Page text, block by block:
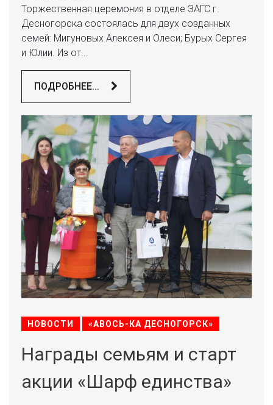
Торжественная церемония в отделе ЗАГС г.
Десногорска состоялась для двух созданных
семей: Мигуновых Алексея и Олеси; Бурых Сергея
и Юлии. Из от...
ПОДРОБНЕЕ...
НОВОСТИ «АВОСЬ-КА ДЕСНОГОРСК»
Награды семьям и старт
акции «Шарф единства»